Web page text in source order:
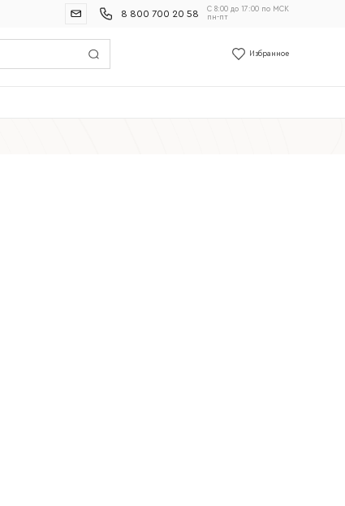
8 800 700 20 58
С 8:00 до 17:00 по МСК
пн-пт
Избранное